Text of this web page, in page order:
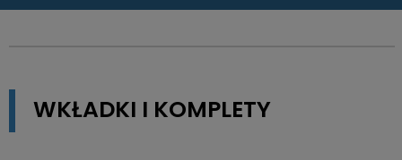
WKŁADKI I KOMPLETY